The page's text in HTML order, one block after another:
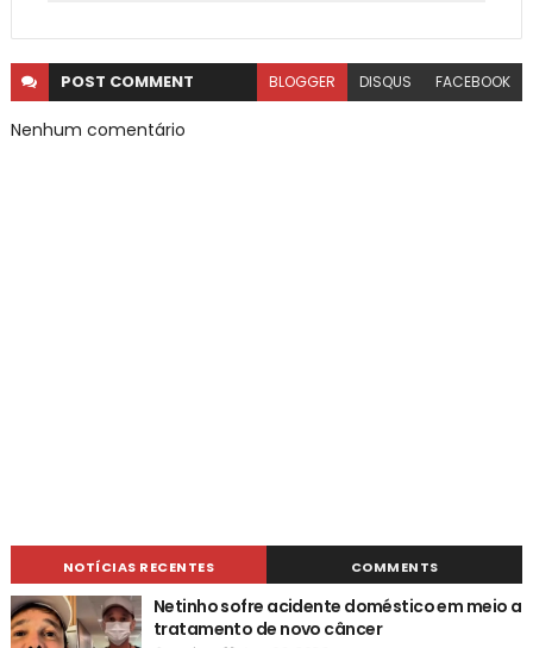
POST COMMENT BLOGGER DISQUS FACEBOOK
Nenhum comentário
NOTÍCIAS RECENTES COMMENTS
Netinho sofre acidente doméstico em meio a
tratamento de novo câncer